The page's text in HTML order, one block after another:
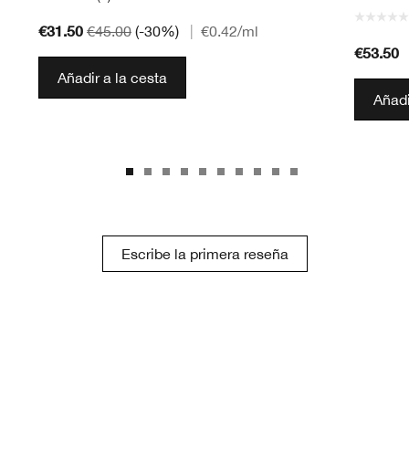
€31.50 €45.00 (-30%) €0.42/ml
Añadir a la cesta
€53.50
Escribe la primera reseña